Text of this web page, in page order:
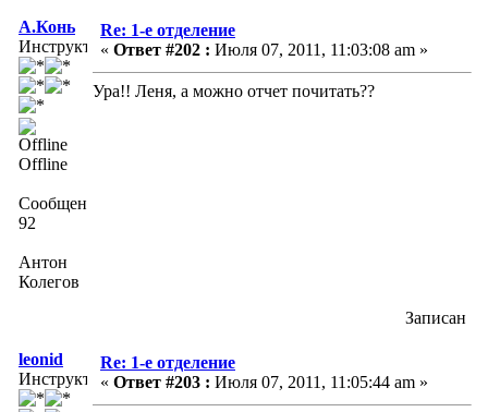
А.Конь
Инструктор
Offline
Сообщений:
92
Антон
Колегов
Re: 1-е отделение
« Ответ #202 : Июля 07, 2011, 11:03:08 am »
Ура!! Леня, а можно отчет почитать??
Записан
leonid
Инструктор
Re: 1-е отделение
« Ответ #203 : Июля 07, 2011, 11:05:44 am »